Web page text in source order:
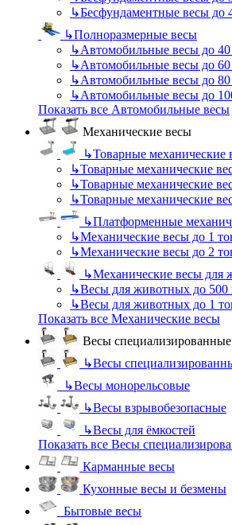
↳Бесфундаментные весы до
↳Полноразмерные весы
↳Автомобильные весы до 40
↳Автомобильные весы до 60
↳Автомобильные весы до 80
↳Автомобильные весы до
Показать все Автомобильные весы
Механические весы
↳Товарные механические
↳Товарные механические
↳Товарные механические
↳Товарные механические
↳Платформенные
↳Механические весы до 1
↳Механические весы до 2
↳Механические весы для
↳Весы для животных до 500
↳Весы для животных до 1
Показать все Механические весы
Весы специализированные
↳Весы
↳Весы монорельсовые
↳Весы взрывобезопасные
↳Весы для ёмкостей
Показать все Весы
Карманные весы
Кухонные весы и безмены
Бытовые весы